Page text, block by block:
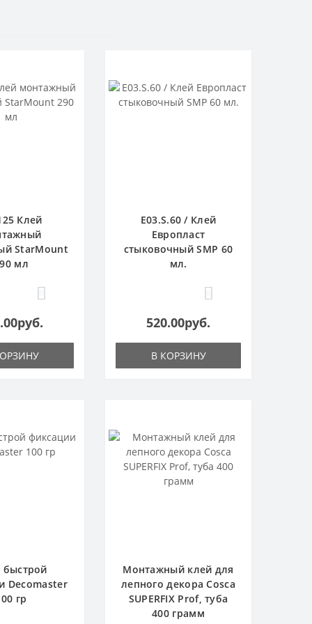
Клей
StarMount
мл
E03.S.60 / Клей
Европласт
стыковочный SMP 60
мл.
520.00руб.
В КОРЗИНУ
быстрой
Decomaster
гр
Монтажный клей для
лепного декора Cosca
SUPERFIX Prof, туба
400 грамм